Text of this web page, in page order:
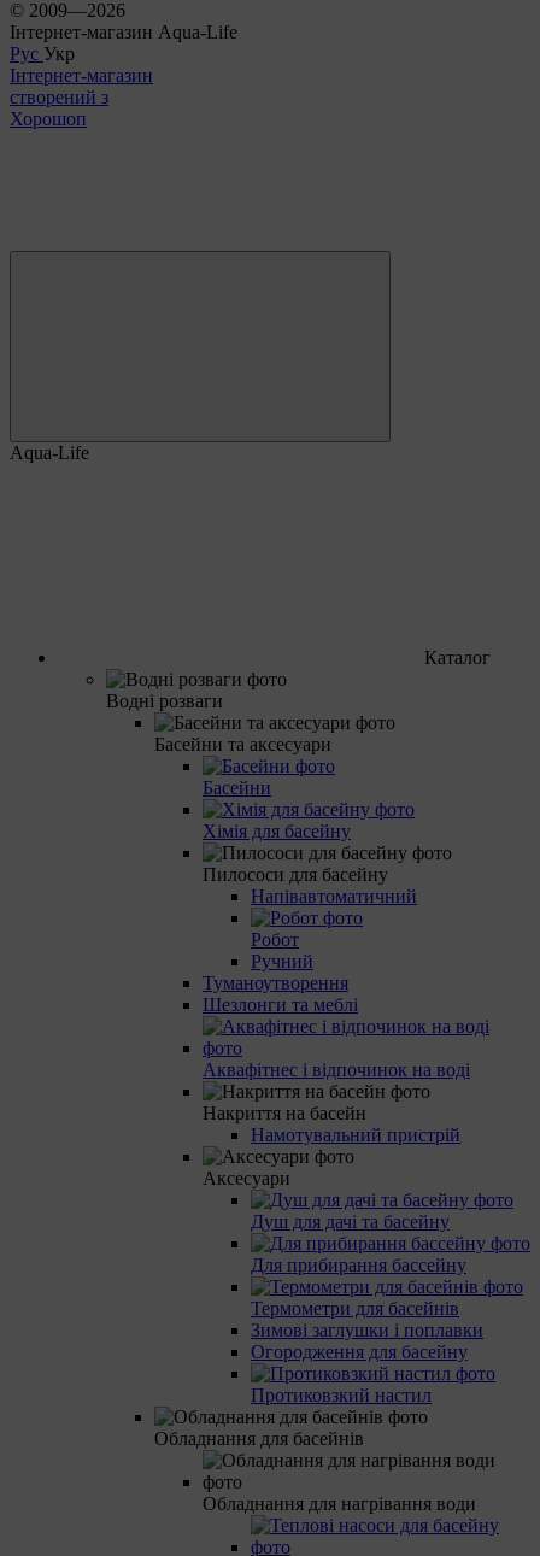
© 2009—2026
Інтернет-магазин Aqua-Life
Рус Укр
Інтернет-магазин
створений з
Хорошоп
Aqua-Life
Каталог
Водні розваги
Басейни та аксесуари
Басейни
Хімія для басейну
Пилососи для басейну
Напівавтоматичний
Робот
Ручний
Туманоутворення
Шезлонги та меблі
Аквафітнес і відпочинок на воді
Накриття на басейн
Намотувальний пристрій
Аксесуари
Душ для дачі та басейну
Для прибирання бассейну
Термометри для басейнів
Зимові заглушки і поплавки
Огородження для басейну
Протиковзкий настил
Обладнання для басейнів
Обладнання для нагрівання води